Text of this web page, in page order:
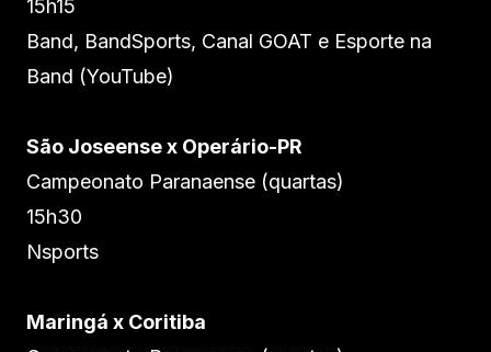
15h15
Band, BandSports, Canal GOAT e Esporte na
Band (YouTube)
São Joseense x Operário-PR
Campeonato Paranaense (quartas)
15h30
Nsports
Maringá x Coritiba